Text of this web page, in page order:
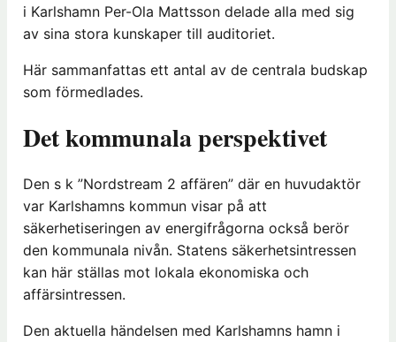
i Karlshamn Per-Ola Mattsson delade alla med sig
av sina stora kunskaper till auditoriet.
Här sammanfattas ett antal av de centrala budskap
som förmedlades.
Det kommunala perspektivet
Den s k ”Nordstream 2 affären” där en huvudaktör
var Karlshamns kommun visar på att
säkerhetiseringen av energifrågorna också berör
den kommunala nivån. Statens säkerhetsintressen
kan här ställas mot lokala ekonomiska och
affärsintressen.
Den aktuella händelsen med Karlshamns hamn i